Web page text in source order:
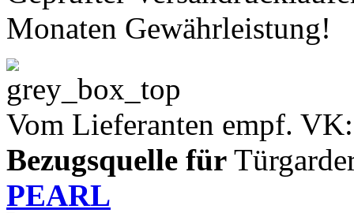
Monaten Gewährleistung!
Vom Lieferanten empf.
Bezugsquelle für
PEARL